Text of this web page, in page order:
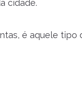
cidade.
é aquele